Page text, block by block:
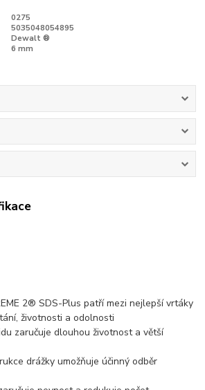
0275
5035048054895
Dewalt ®
6 mm
2® SDS-Plus patří mezi nejlepší vrtáky
životnosti a odolnosti
zaručuje dlouhou životnost a větší
drážky umožňuje účinný odběr